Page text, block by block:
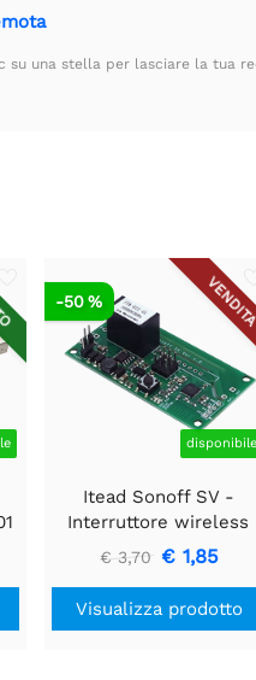
su una stella per lasciare la tua
disponibile
-50 %
Itead Sonoff SV -
Interruttore wireless
WiFi a tensione sicura
€ 3,70 € 1,85
Visualizza prodotto